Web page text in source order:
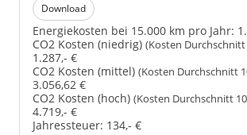
Download
Energiekosten bei 15.000 km pro Jahr:
CO2 Kosten (niedrig) (Kosten Durchschnitt
1.287,- €
CO2 Kosten (mittel) (Kosten Durchschnitt
3.056,62 €
CO2 Kosten (hoch) (Kosten Durchschnitt 10
4.719,- €
Jahressteuer: 134,- €